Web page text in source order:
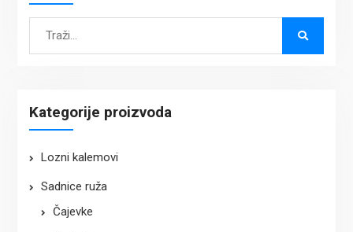
Search
Kategorije proizvoda
Lozni kalemovi
Sadnice ruža
Čajevke